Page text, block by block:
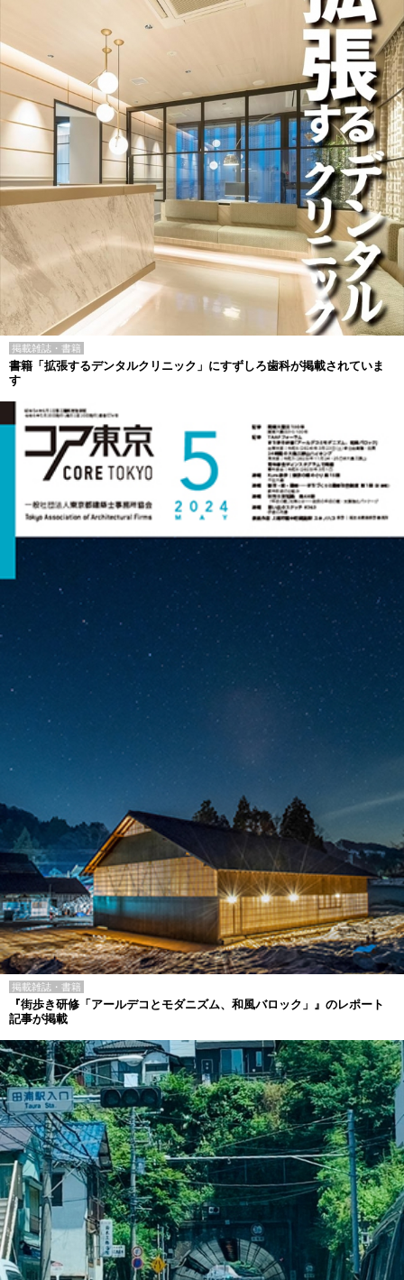
掲載雑誌・書籍
書籍「拡張するデンタルクリニック」にすずしろ歯科が掲載されていま
す
掲載雑誌・書籍
『街歩き研修「アールデコとモダニズム、和風バロック」』のレポート
記事が掲載